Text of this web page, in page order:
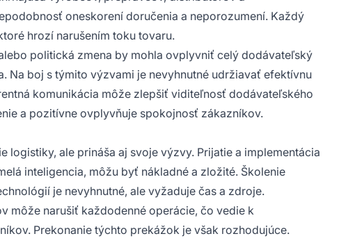
oneskorení doručenia a neporozumení. Každý
hrozí narušením toku tovaru.
politická zmena by mohla ovplyvniť celý dodávateľský
Na boj s týmito výzvami je nevyhnutné udržiavať efektívnu
komunikácia môže zlepšiť viditeľnosť dodávateľského
a pozitívne ovplyvňuje spokojnosť zákazníkov.
logistiky, ale prináša aj svoje výzvy. Prijatie a implementácia
inteligencia, môžu byť nákladné a zložité. Školenie
je nevyhnutné, ale vyžaduje čas a zdroje.
môže narušiť každodenné operácie, čo vedie k
Prekonanie týchto prekážok je však rozhodujúce.